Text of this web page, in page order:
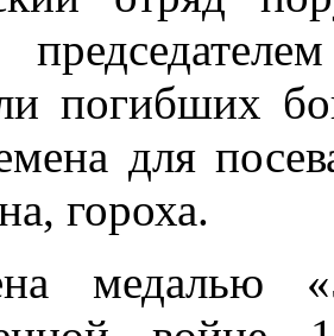
погибших
для
гороха.